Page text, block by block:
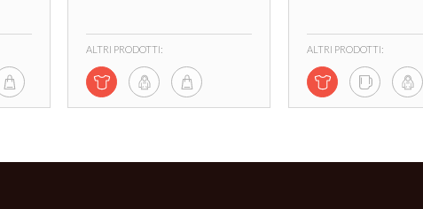
ALTRI PRODOTTI: ALTRI PRODOTTI: